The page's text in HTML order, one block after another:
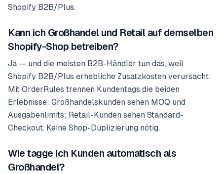
Shopify B2B/Plus.
Kann ich Großhandel und Retail auf demselben
Shopify-Shop betreiben?
Ja — und die meisten B2B-Händler tun das, weil
Shopify B2B/Plus erhebliche Zusatzkosten verursacht.
Mit OrderRules trennen Kundentags die beiden
Erlebnisse: Großhandelskunden sehen MOQ und
Ausgabenlimits; Retail-Kunden sehen Standard-
Checkout. Keine Shop-Duplizierung nötig.
Wie tagge ich Kunden automatisch als
Großhandel?